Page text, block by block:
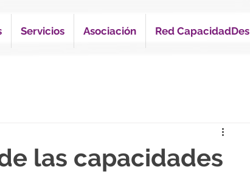
Servicios Asociación Red CapacidadDes
las capacidades